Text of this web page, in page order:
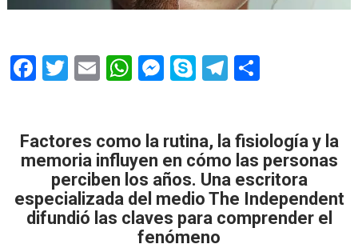
F
b
o
o
k
T
er
E
l
W
s
A
p
p
M
e
n
g
er
S
p
e
T
gr
a
m
e
Factores como la rutina, la fisiología y la
memoria influyen en cómo las personas
perciben los años. Una escritora
especializada del medio The Independent
difundió las claves para comprender el
fenómeno